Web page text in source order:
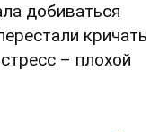
добиваться
кричать
– плохой